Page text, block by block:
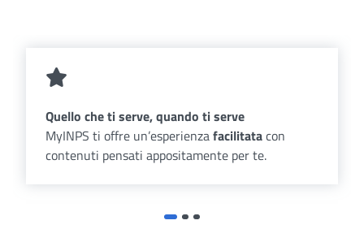
Quello che ti serve, quando ti serve
MyINPS ti offre un’esperienzafacilitatacon
contenuti pensati appositamente per te.